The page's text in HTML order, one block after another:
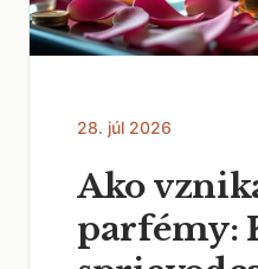
28. júl 2026
Ako
parfémy: